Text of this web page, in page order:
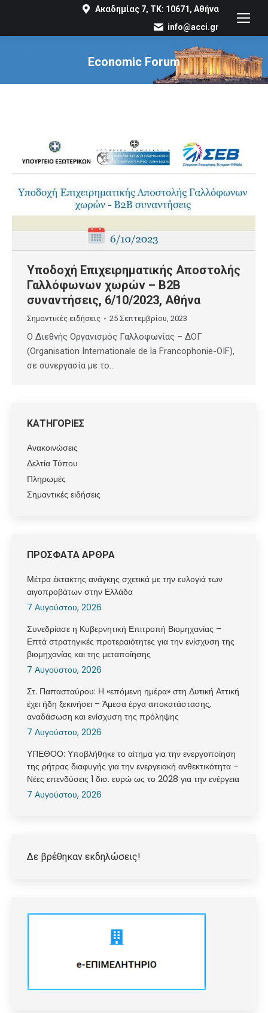
Ακαδημίας 7, ΤΚ: 10671, Αθήνα
info@acci.gr
Economic Forum
You are here:
Υποδοχή Επιχειρηματικής Αποστολής
Γαλλόφωνων χωρών – Β2Β
συναντήσεις, 6/10/2023, Αθήνα
Σημαντικές ειδήσεις 25 Σεπτεμβρίου, 2023
Ο Διεθνής Οργανισμός Γαλλοφωνίας – ΔΟΓ
(Organisation Internationale de la Francophonie-OIF),
σε συνεργασία με το…
ΚΑΤΗΓΟΡΙΕΣ
Ανακοινώσεις
Δελτία Τύπου
Πληρωμές
Σημαντικές ειδήσεις
ΠΡΟΣΦΑΤΑ ΑΡΘΡΑ
Μέτρα έκτακτης ανάγκης σχετικά με την ευλογιά των
αιγοπροβάτων στην Ελλάδα
7 Αυγούστου, 2026
Συνεδρίασε η Κυβερνητική Επιτροπή Βιομηχανίας –
Επτά στρατηγικές προτεραιότητες για την ενίσχυση της
βιομηχανίας και της μεταποίησης
7 Αυγούστου, 2026
Στ. Παπασταύρου: Η «επόμενη ημέρα» στη Δυτική Αττική
έχει ήδη ξεκινήσει – Άμεσα έργα αποκατάστασης,
αναδάσωση και ενίσχυση της πρόληψης
7 Αυγούστου, 2026
ΥΠΕΘΟΟ: Υποβλήθηκε το αίτημα για την ενεργοποίηση
της ρήτρας διαφυγής για την ενεργειακή ανθεκτικότητα –
Νέες επενδύσεις 1 δισ. ευρώ ως το 2028 για την ενέργεια
7 Αυγούστου, 2026
Δε βρέθηκαν εκδηλώσεις!